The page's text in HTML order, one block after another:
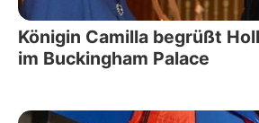
Königin Camilla begrüßt
im Buckingham Palace